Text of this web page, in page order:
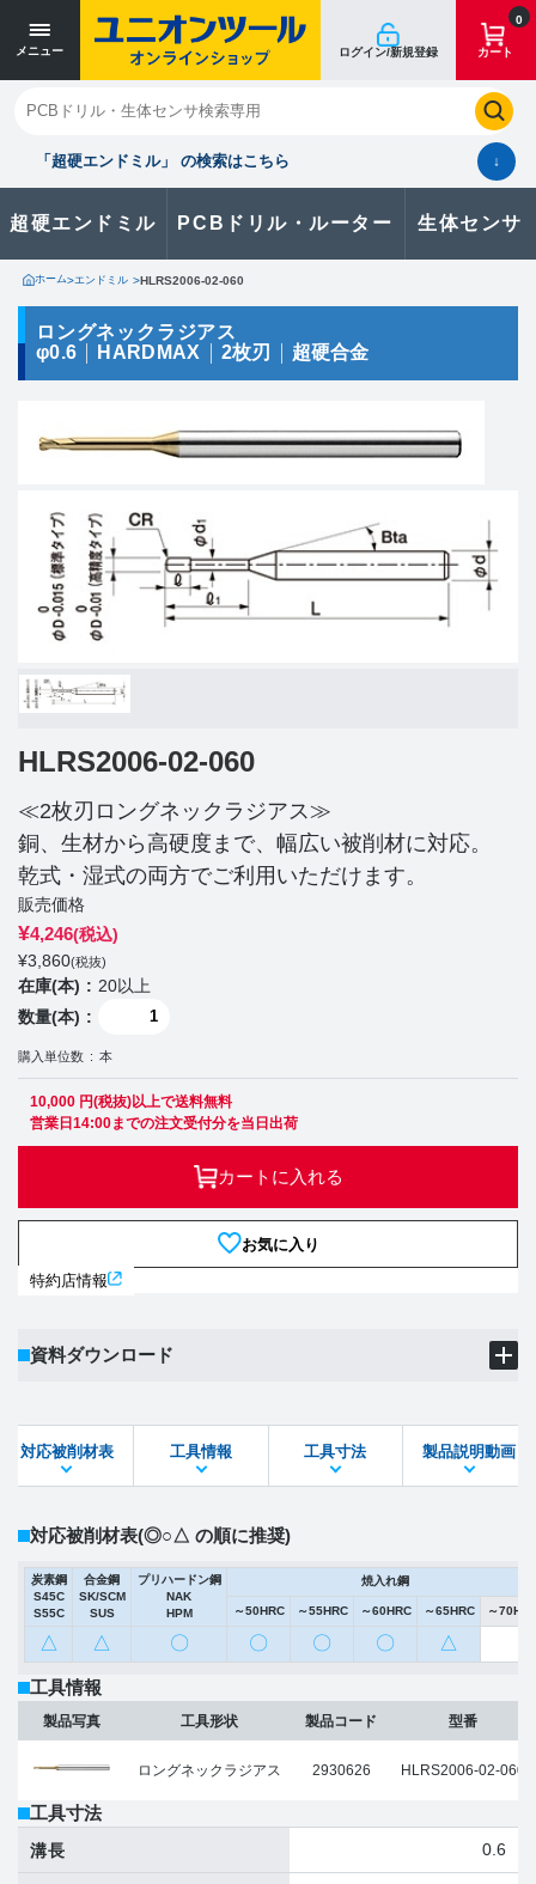
メニュー ログイン/新規登録
0
カート
「超硬エンドミル」 の検索はこちら ↓
超硬エンドミル PCBドリル・ルーター 生体センサ
閉じる
お気に入り クイックオーダー 購入履歴
製品に関するお問い合わせはこちら
お問い合わせ
カタログ一覧
ホーム>エンドミル >HLRS2006-02-060
ロングネックラジアス
φ0.6
HARDMAX 2枚刃 超硬合金
HLRS2006-02-060
≪2枚刃ロングネックラジアス≫
銅、生材から高硬度まで、幅広い被削材に対応。
乾式・湿式の両方でご利用いただけます。
販売価格
¥4,246(税込)
¥3,860(税抜)
在庫(本)
20以上
数量(本)
購入単位数 本
10,000 円(税抜)以上で送料無料
営業日14:00までの注文受付分を当日出荷
カートに入れる
お気に入り
特約店情報
資料ダウンロード
STEPファイル DXFファイル
対応被削材表 工具情報 工具寸法 製品説明動画
対応被削材表(◎○△ の順に推奨)
炭素鋼
S45C
S55C
合金鋼
SK/SCM
SUS
プリハードン鋼
NAK
HPM
焼入れ鋼
～50HRC ～55HRC ～60HRC ～65HRC ～
△ △ 〇 〇 〇 〇 △
工具情報
寸法単位 [mm]
製品写真 工具形状
ロングネックラジアス
製品コード
2930626
型番
HLRS2006-02-060
工具寸法
寸法単位 [mm]
溝長 0.6